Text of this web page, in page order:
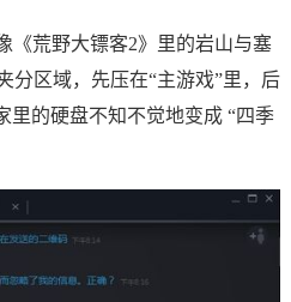
《荒野大镖客2》里的岩山与塞
分区域，先压在“主游戏”里，后
里的硬盘不知不觉地变成 “四季